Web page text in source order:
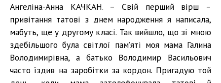
Ангеліна-Анна КАЧКАН. – Свій перший вірш –
привітання татові з днем народження я написала,
мабуть, ще у другому класі. Так вийшло, що зі мною
здебільшого була світлої пам’яті моя мама Галина
Володимирівна, а батько Володимир Васильович
часто їздив на заробітки за кордон. Пригадую той